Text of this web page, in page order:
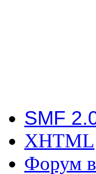
SMF
XHTML
Форум